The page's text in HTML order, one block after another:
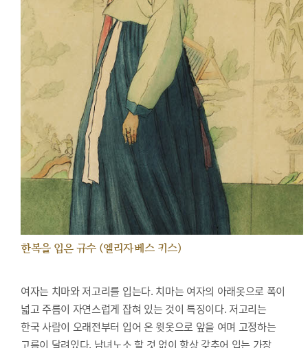
한복을 입은 규수 (엘리자베스 키스)
여자는 치마와 저고리를 입는다. 치마는 여자의 아래옷으로 폭이
넓고 주름이 자연스럽게 잡혀 있는 것이 특징이다. 저고리는
한국 사람이 오래전부터 입어 온 윗옷으로 앞을 여며 고정하는
고름이 달려있다. 남녀노소 할 것 없이 항상 갖추어 입는 가장